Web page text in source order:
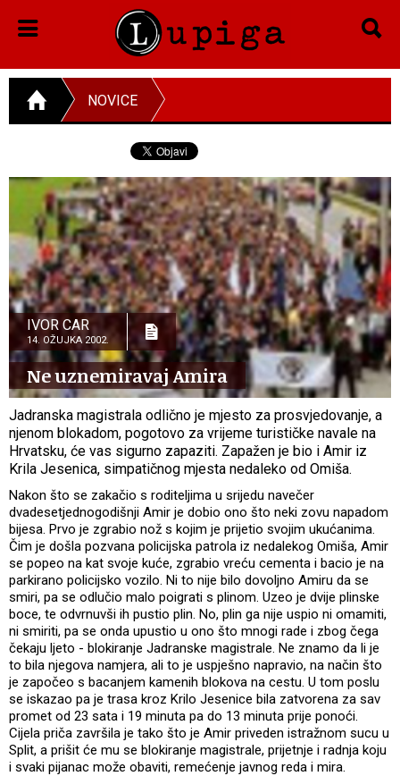
NOVICE
IVOR CAR
14. OŽUJKA 2002.
Ne uznemiravaj Amira
Jadranska magistrala odlično je mjesto za prosvjedovanje, a
njenom blokadom, pogotovo za vrijeme turističke navale na
Hrvatsku, će vas sigurno zapaziti. Zapažen je bio i Amir iz
Krila Jesenica, simpatičnog mjesta nedaleko od Omiša.
Nakon što se zakačio s roditeljima u srijedu navečer
dvadesetjednogodišnji Amir je dobio ono što neki zovu napadom
bijesa. Prvo je zgrabio nož s kojim je prijetio svojim ukućanima.
Čim je došla pozvana policijska patrola iz nedalekog Omiša, Amir
se popeo na kat svoje kuće, zgrabio vreću cementa i bacio je na
parkirano policijsko vozilo. Ni to nije bilo dovoljno Amiru da se
smiri, pa se odlučio malo poigrati s plinom. Uzeo je dvije plinske
boce, te odvrnuvši ih pustio plin. No, plin ga nije uspio ni omamiti,
ni smiriti, pa se onda upustio u ono što mnogi rade i zbog čega
čekaju ljeto - blokiranje Jadranske magistrale. Ne znamo da li je
to bila njegova namjera, ali to je uspješno napravio, na način što
je započeo s bacanjem kamenih blokova na cestu. U tom poslu
se iskazao pa je trasa kroz Krilo Jesenice bila zatvorena za sav
promet od 23 sata i 19 minuta pa do 13 minuta prije ponoći.
Cijela priča završila je tako što je Amir priveden istražnom sucu u
Split, a prišit će mu se blokiranje magistrale, prijetnje i radnja koju
i svaki pijanac može obaviti, remećenje javnog reda i mira.